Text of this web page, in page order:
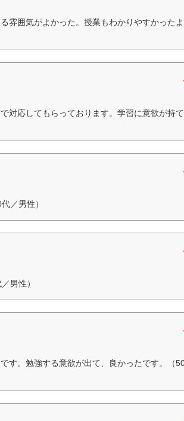
雰囲気がよかった。授業もわかりやすかったよ
対応してもらっております。学習に意欲が持
／男性）
男性）
す。勉強する意欲が出て、良かったです。（